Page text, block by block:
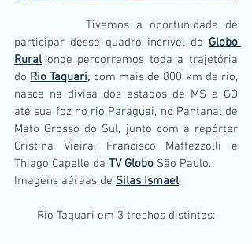
Tivemos a oportunidade de
participar desse quadro incrível do Globo
Rural onde percorremos toda a trajetória
do Rio Taquari, com mais de 800 km de rio,
nasce na divisa dos estados de MS e GO
até sua foz no rio Paraguai, no Pantanal de
Mato Grosso do Sul, junto com a repórter
Cristina Vieira, Francisco Maffezzolli e
Thiago Capelle da TV Globo São Paulo.
Imagens aéreas de Silas Ismael.
Rio Taquari em 3 trechos distintos: